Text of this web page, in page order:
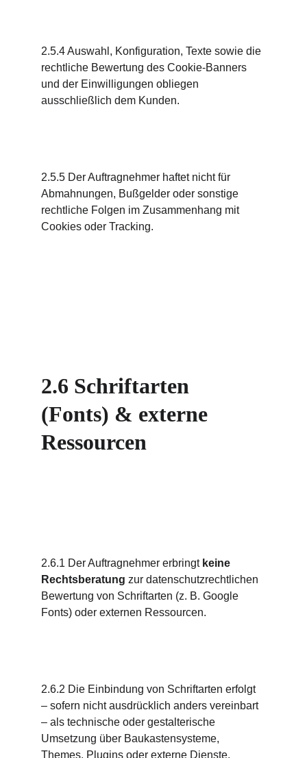
2.5.4 Auswahl, Konfiguration, Texte sowie die
rechtliche Bewertung des Cookie-Banners
und der Einwilligungen obliegen
ausschließlich dem Kunden.
2.5.5 Der Auftragnehmer haftet nicht für
Abmahnungen, Bußgelder oder sonstige
rechtliche Folgen im Zusammenhang mit
Cookies oder Tracking.
2.6 Schriftarten
(Fonts) & externe
Ressourcen
2.6.1 Der Auftragnehmer erbringt keine
Rechtsberatung zur datenschutzrechtlichen
Bewertung von Schriftarten (z. B. Google
Fonts) oder externen Ressourcen.
2.6.2 Die Einbindung von Schriftarten erfolgt
– sofern nicht ausdrücklich anders vereinbart
– als technische oder gestalterische
Umsetzung über Baukastensysteme,
Themes, Plugins oder externe Dienste.